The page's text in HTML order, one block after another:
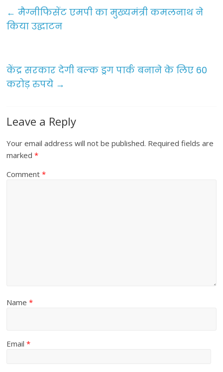
e
b
k
er l e
← मैग्नीफिसेंट एमपी का मुख्यमंत्री कमलनाथ ने
किया उद्घाटन
केंद्र सरकार देगी बल्क ड्रग पार्क बनाने के लिए 60
करोड़ रुपये →
Leave a Reply
Your email address will not be published. Required fields are
marked*
Comment*
Name*
Email*